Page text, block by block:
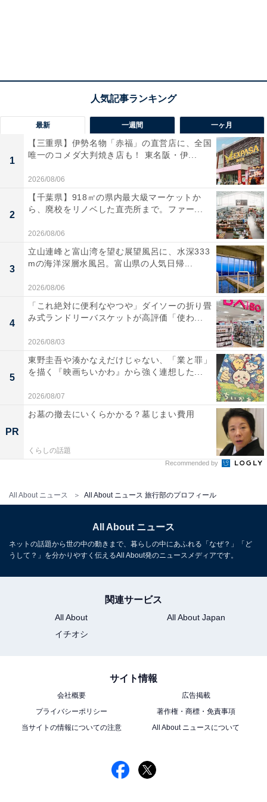
All About ニュース All About ニュース 旅行部のプロフィール
最新 一週間 一ヶ月
1
【三重県】伊勢名物「赤福」の直営店に、全国
唯一のコメダ大判焼き店も！ 東名阪・伊...
2026/08/06
2
【千葉県】918㎡の県内最大級マーケットか
ら、廃校をリノベした直売所まで。ファー...
2026/08/06
3
立山連峰と富山湾を望む展望風呂に、水深333
mの海洋深層水風呂。富山県の人気日帰...
2026/08/06
4
「これ絶対に便利なやつや」ダイソーの折り畳
み式ランドリーバスケットが高評価「使わ...
2026/08/03
5
東野圭吾や湊かなえだけじゃない、「業と罪」
を描く『映画ちいかわ』から強く連想した...
2026/08/07
PR
お墓の撤去にいくらかかる？墓じまい費用
くらしの話題
Recommended by
All About ニュース
ネットの話題から世の中の動きまで、暮らしの中にあふれる「なぜ？」「ど
うして？」を分かりやすく伝えるAll About発のニュースメディアです。
関連サービス
All About
All About Japan
イチオシ
サイト情報
会社概要
広告掲載
プライバシーポリシー
著作権・商標・免責事項
当サイトの情報についての注意
All About ニュースについて